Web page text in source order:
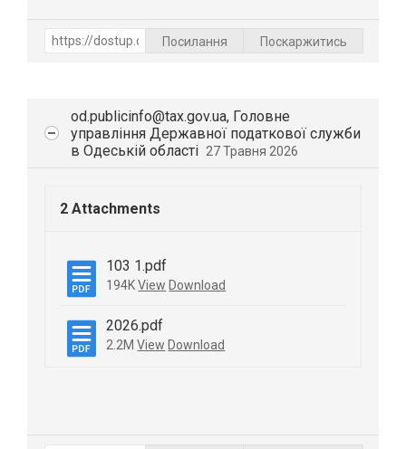
Посилання Поскаржитись
od.publicinfo@tax.gov.ua, Головне
управління Державної податкової служби
в Одеській області 27 Травня 2026
2 Attachments
103 1.pdf
194KView Download
2026.pdf
2.2MView Download